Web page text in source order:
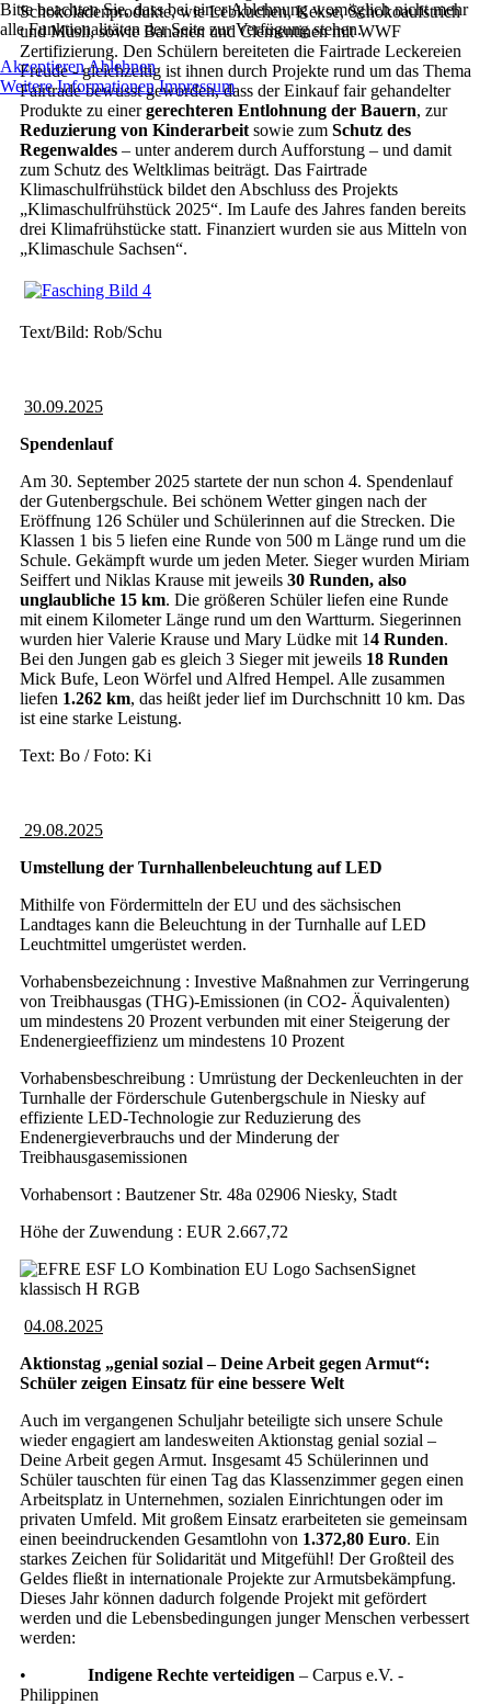
Schokoladenprodukte, wie Lebkuchen, Kekse, Schokoaufstrich
und Müsli, sowie Bananen und Clementinen mit WWF
Zertifizierung. Den Schülern bereiteten die Fairtrade Leckereien
Freude - gleichzeitig ist ihnen durch Projekte rund um das Thema
Fairtrade bewusst geworden, dass der Einkauf fair gehandelter
Produkte zu einergerechteren Entlohnung der Bauern, zur
Reduzierung von Kinderarbeit sowie zum Schutz des
Regenwaldes – unter anderem durch Aufforstung – und damit
zum Schutz des Weltklimas beiträgt. Das Fairtrade
Klimaschulfrühstück bildet den Abschluss des Projekts
„Klimaschulfrühstück 2025“. Im Laufe des Jahres fanden bereits
drei Klimafrühstücke statt. Finanziert wurden sie aus Mitteln von
„Klimaschule Sachsen“.
Text/Bild: Rob/Schu
30.09.2025
Spendenlauf
Am 30. September 2025 startete der nun schon 4. Spendenlauf
der Gutenbergschule. Bei schönem Wetter gingen nach der
Eröffnung 126 Schüler und Schülerinnen auf die Strecken. Die
Klassen 1 bis 5 liefen eine Runde von 500 m Länge rund um die
Schule. Gekämpft wurde um jeden Meter. Sieger wurden Miriam
Seiffert und Niklas Krause mit jeweils 30 Runden, also
unglaubliche 15 km. Die größeren Schüler liefen eine Runde
mit einem Kilometer Länge rund um den Wartturm. Siegerinnen
wurden hier Valerie Krause und Mary Lüdke mit 14 Runden.
Bei den Jungen gab es gleich 3 Sieger mit jeweils 18 Runden
Mick Bufe, Leon Wörfel und Alfred Hempel. Alle zusammen
liefen 1.262 km, das heißt jeder lief im Durchschnitt 10 km. Das
ist eine starke Leistung.
Text: Bo / Foto: Ki
29.08.2025
Umstellung der Turnhallenbeleuchtung auf LED
Mithilfe von Fördermitteln der EU und des sächsischen
Landtages kann die Beleuchtung in der Turnhalle auf LED
Leuchtmittel umgerüstet werden.
Vorhabensbezeichnung : Investive Maßnahmen zur Verringerung
von Treibhausgas (THG)-Emissionen (in CO2- Äquivalenten)
um mindestens 20 Prozent verbunden mit einer Steigerung der
Endenergieeffizienz um mindestens 10 Prozent
Vorhabensbeschreibung : Umrüstung der Deckenleuchten in der
Turnhalle der Förderschule Gutenbergschule in Niesky auf
effiziente LED-Technologie zur Reduzierung des
Endenergieverbrauchs und der Minderung der
Treibhausgasemissionen
Vorhabensort : Bautzener Str. 48a 02906 Niesky, Stadt
Höhe der Zuwendung : EUR 2.667,72
04.08.2025
Aktionstag „genial sozial – Deine Arbeit gegen Armut“:
Schüler zeigen Einsatz für eine bessere Welt
Auch im vergangenen Schuljahr beteiligte sich unsere Schule
wieder engagiert am landesweiten Aktionstag genial sozial –
Deine Arbeit gegen Armut. Insgesamt 45 Schülerinnen und
Schüler tauschten für einen Tag das Klassenzimmer gegen einen
Arbeitsplatz in Unternehmen, sozialen Einrichtungen oder im
privaten Umfeld. Mit großem Einsatz erarbeiteten sie gemeinsam
einen beeindruckenden Gesamtlohn von 1.372,80 Euro. Ein
starkes Zeichen für Solidarität und Mitgefühl! Der Großteil des
Geldes fließt in internationale Projekte zur Armutsbekämpfung.
Dieses Jahr können dadurch folgende Projekt mit gefördert
werden und die Lebensbedingungen junger Menschen verbessert
werden:
• Indigene Rechte verteidigen – Carpus e.V. -
Philippinen
Bitte beachten Sie, dass bei einer Ablehnung womöglich nicht mehr
alle Funktionalitäten der Seite zur Verfügung stehen.
AkzeptierenAblehnen
Weitere Informationen Impressum